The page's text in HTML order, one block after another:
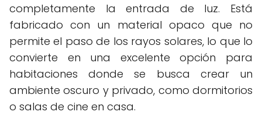
completamente la entrada de luz. Está
fabricado con un material opaco que no
permite el paso de los rayos solares, lo que lo
convierte en una excelente opción para
habitaciones donde se busca crear un
ambiente oscuro y privado, como dormitorios
o salas de cine en casa.